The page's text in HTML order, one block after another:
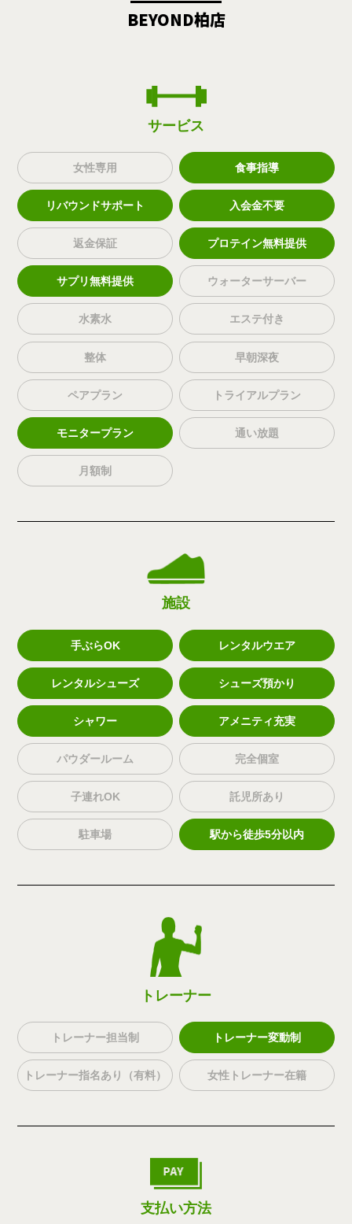
BEYOND柏店
サービス
女性専用 食事指導
リバウンドサポート 入会金不要
返金保証 プロテイン無料提供
サプリ無料提供 ウォーターサーバー
水素水 エステ付き
整体 早朝深夜
ペアプラン トライアルプラン
モニタープラン 通い放題
月額制
施設
手ぶらOK レンタルウエア
レンタルシューズ シューズ預かり
シャワー アメニティ充実
パウダールーム 完全個室
子連れOK 託児所あり
駐車場 駅から徒歩5分以内
トレーナー
トレーナー担当制 トレーナー変動制
トレーナー指名あり（有料） 女性トレーナー在籍
支払い方法